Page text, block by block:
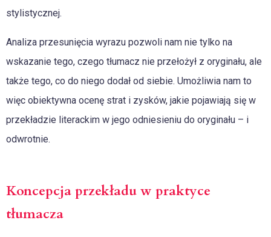
stylistycznej.
Analiza przesunięcia wyrazu pozwoli nam nie tylko na
wskazanie tego, czego tłumacz nie przełożył z oryginału, ale
także tego, co do niego dodał od siebie. Umożliwia nam to
więc obiektywna ocenę strat i zysków, jakie pojawiają się w
przekładzie literackim w jego odniesieniu do oryginału – i
odwrotnie.
Koncepcja przekładu w praktyce
tłumacza